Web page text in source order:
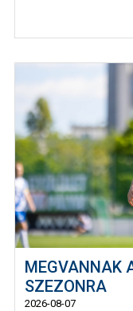
MEGVANNAK
SZEZONRA
2026-08-07